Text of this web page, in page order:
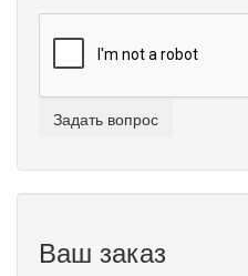
Ваш заказ